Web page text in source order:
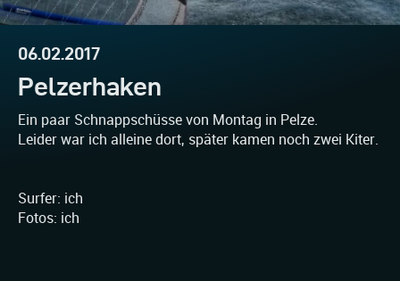
06.02.2017
Pelzerhaken
Ein paar Schnappschüsse von Montag in Pelze.
Leider war ich alleine dort, später kamen noch zwei Kiter.
Surfer: ich
Fotos: ich